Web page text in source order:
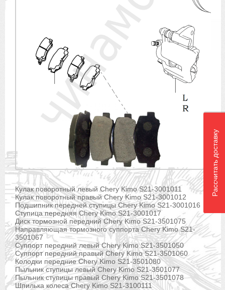
Кулак поворотный левый Chery Kimo S21-3001011
Кулак поворотный правый Chery Kimo S21-3001012
Подшипник передней ступицы Chery Kimo S21-3001016
Ступица передняя Chery Kimo S21-3001017
Диск тормозной передний Chery Kimo S21-3501075
Направляющая тормозного суппорта Chery Kimo S21-
3501067
Суппорт передний левый Chery Kimo S21-3501050
Суппорт передний правый Chery Kimo S21-3501060
Колодки передние Chery Kimo S21-3501080
Пыльник ступицы левый Chery Kimo S21-3501077
Пыльник ступицы правый Chery Kimo S21-3501078
Шпилька колеса Chery Kimo S21-3100111
Рассчитать доставку